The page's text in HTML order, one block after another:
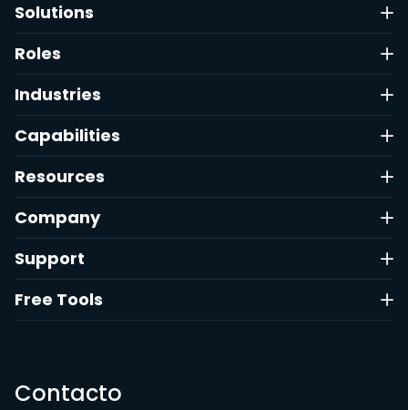
Solutions
Roles
Industries
Capabilities
Resources
Company
Support
Free Tools
Contacto